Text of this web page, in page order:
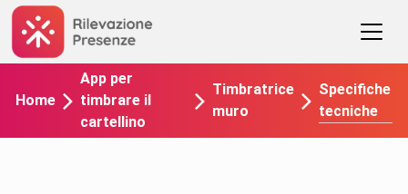
Home
App per
timbrare il
cartellino
Timbratrice
muro
Specifiche
tecniche